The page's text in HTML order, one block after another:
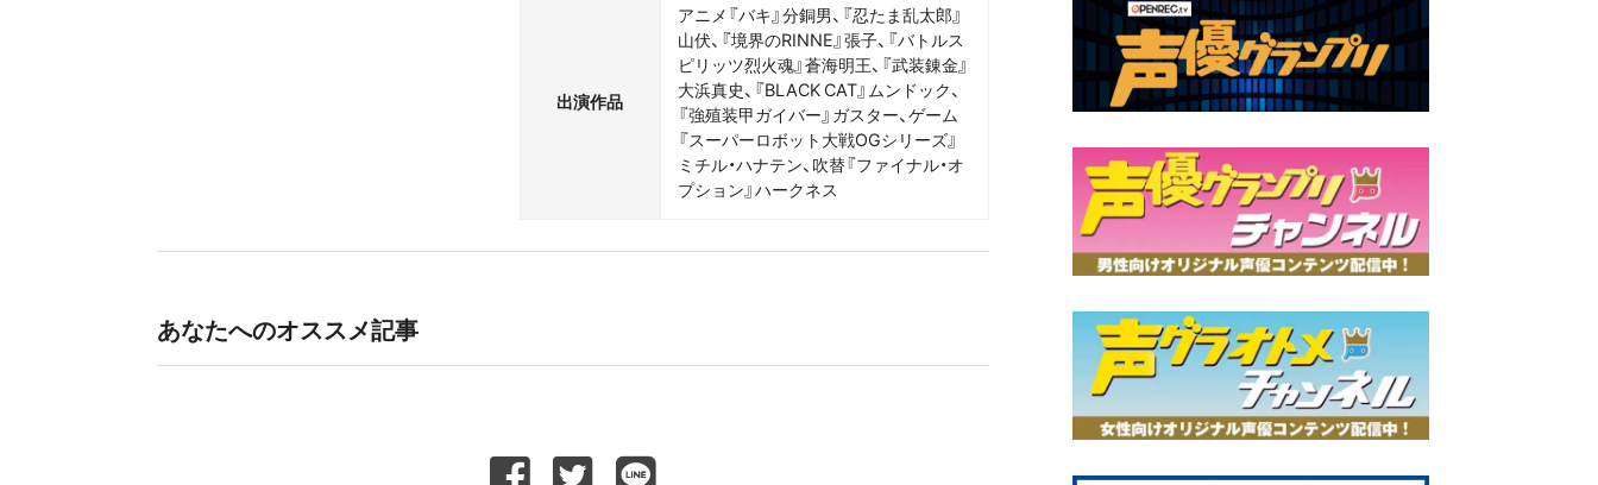
出演作品
アニメ『バキ』分銅男、『忍たま乱太郎』
山伏、『境界のRINNE』張子、『バトルス
ピリッツ烈火魂』蒼海明王、『武装錬金』
大浜真史、『BLACK CAT』ムンドック、
『強殖装甲ガイバー』ガスター、ゲーム
『スーパーロボット大戦OGシリーズ』
ミチル・ハナテン、吹替『ファイナル・オ
プション』ハークネス
あなたへのオススメ記事